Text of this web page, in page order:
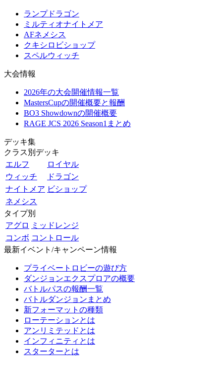
ランプドラゴン
ミルティオナイトメア
AFネメシス
クキシロビショップ
スペルウィッチ
大会情報
2026年の大会開催情報一覧
MastersCupの開催概要と報酬
BO3 Showdownの開催概要
RAGE JCS 2026 Season1まとめ
デッキ集
クラス別デッキ
エルフ
ロイヤル
ウィッチ
ドラゴン
ナイトメア ビショップ
ネメシス
タイプ別
アグロ
ミッドレンジ
コンボ コントロール
最新イベント/キャンペーン情報
プライベートロビーの遊び方
ダンジョンエクスプロアの概要
バトルパスの報酬一覧
バトルダンジョンまとめ
新フォーマットの種類
ローテーションとは
アンリミテッドとは
インフィニティとは
スターターとは